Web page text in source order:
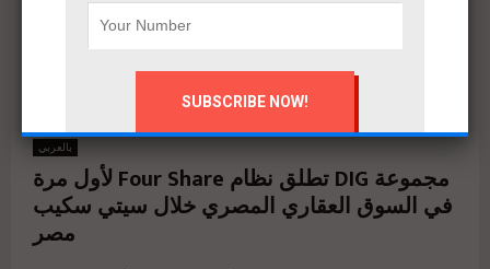
بالعربي
مجموعة DIG تطلق نظام Four Share لأول مرة
في السوق العقاري المصري خلال سيتي سكيب
مصر